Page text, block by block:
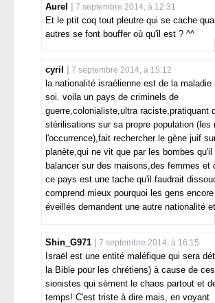
Aurel 7 septembre 2014, à 12:31
Et le ptit coq tout pleutre qui se cache
autres se font bouffer où qu'il est ? ^^
cyril 7 septembre 2014, à 15:12
la nationalité israélienne est de la maladie
soi. voila un pays de criminels de
guerre,colonialiste,ultra raciste,pratiquant
stérilisations sur sa propre population (les
l'occurrence),fait rechercher le gène juif
planète,qui ne vit que par les bombes qu'il
balancer sur des maisons,des femmes et
ce pays est une tache qu'il faudrait
comprend mieux pourquoi les gens
éveillés demandent une autre nationalité
Shin_G971 7 septembre 2014, à 16:15
Israël est une entité maléfique qui sera
la Bible pour les chrétiens) à cause de
sionistes qui sèment le chaos partout et
temps! C'est triste à dire mais, en voyant